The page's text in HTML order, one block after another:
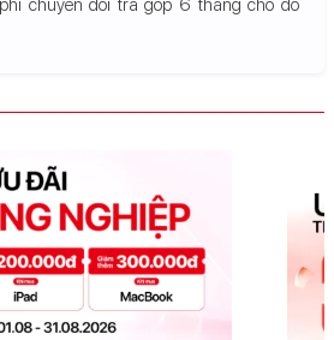
chuyển đổi trả góp 6 tháng cho đồ